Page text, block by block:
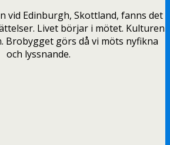
vid Edinburgh, Skottland, fanns det
Livet börjar i mötet. Kulturen
Brobygget görs då vi möts nyfikna
och lyssnande.